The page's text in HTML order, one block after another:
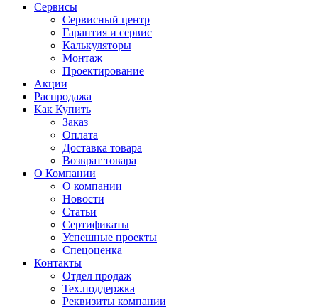
Сервисы
Сервисный центр
Гарантия и сервис
Калькуляторы
Монтаж
Проектирование
Акции
Распродажа
Как Купить
Заказ
Оплата
Доставка товара
Возврат товара
О Компании
О компании
Новости
Статьи
Сертификаты
Успешные проекты
Спецоценка
Контакты
Отдел продаж
Тех.поддержка
Реквизиты компании